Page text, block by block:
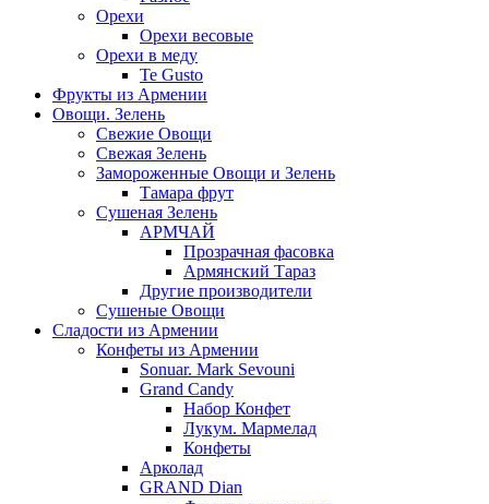
Орехи
Орехи весовые
Орехи в меду
Te Gusto
Фрукты из Армении
Овощи. Зелень
Свежие Овощи
Свежая Зелень
Замороженные Овощи и Зелень
Тамара фрут
Сушеная Зелень
АРМЧАЙ
Прозрачная фасовка
Армянский Тараз
Другие производители
Сушеные Овощи
Сладости из Армении
Конфеты из Армении
Sonuar. Mark Sevouni
Grand Candy
Набор Конфет
Лукум. Мармелад
Конфеты
Арколад
GRAND Dian